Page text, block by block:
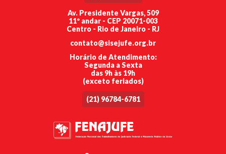
Av. Presidente Vargas, 509
11º andar - CEP 20071-003
Centro - Rio de Janeiro - RJ
contato@sisejufe.org.br
Horário de Atendimento:
Segunda a Sexta
das 9h às 19h
(exceto feriados)
(21) 96784-6781